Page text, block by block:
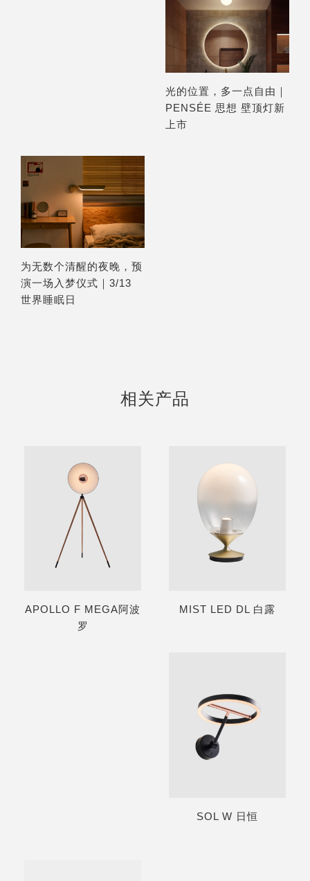
光的位置，多一点自由｜
PENSÉE 思想 壁顶灯新
上市
为无数个清醒的夜晚，预
演一场入梦仪式｜3/13
世界睡眠日
相关产品
APOLLO F MEGA阿波
罗
MIST LED DL 白露
SOL W 日恒